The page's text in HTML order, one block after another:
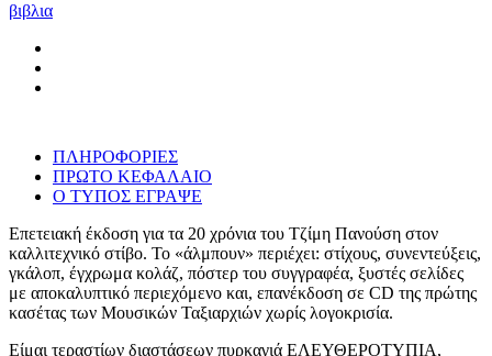
βιβλια
ΠΛΗΡΟΦΟΡΙΕΣ
ΠΡΩΤΟ ΚΕΦΑΛΑΙΟ
Ο ΤΥΠΟΣ ΕΓΡΑΨΕ
Επετειακή έκδοση για τα 20 χρόνια του Τζίμη Πανούση στον
καλλιτεχνικό στίβο. Το «άλμπουν» περιέχει: στίχους, συνεντεύξεις,
γκάλοπ, έγχρωμα κολάζ, πόστερ του συγγραφέα, ξυστές σελίδες
με αποκαλυπτικό περιεχόμενο και, επανέκδοση σε CD της πρώτης
κασέτας των Μουσικών Ταξιαρχιών χωρίς λογοκρισία.
Είμαι τεραστίων διαστάσεων πυρκαγιά ΕΛΕΥΘΕΡΟΤΥΠΙΑ,